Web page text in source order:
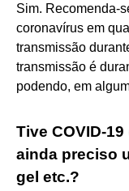
Sim. Recomenda-
coronavírus em
transmissão
transmissão é
podendo, em
Tive COVID-
ainda preciso
gel etc.?